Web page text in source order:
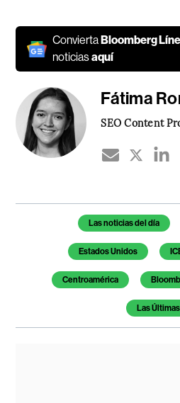
Convierta Bloomberg
noticiasaquí
Fátima
SEO Content
Temas de este artículo
Las noticias del día
Estados Unidos
Centroamérica
Las Últimas